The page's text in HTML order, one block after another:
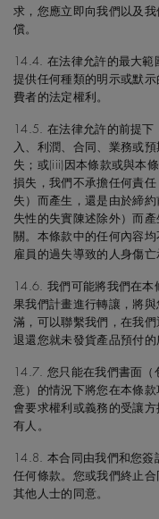
求，您應立即向我們以及
償。
14.4. 在法律允許的最大範
提供任何種類的明示或默
費者的法定權利。
14.5. 在法律允許的前提下
入、利潤、合同、業務或
失；或(iii)因本條款或與本
損失，我們不承擔任何責
失）而產生，還是由於締
失性的失實陳述除外）而
關。本條款中的任何內容
雇員的過失導致的人身傷亡
14.6. 我們可能將我們在本
果我們計畫進行轉讓，將
滿，可以聯繫我們，在我
退還您就未發貨產品預付的
14.7. 您只能在我們書面（
意）的情況下將您在本條
會要求權利或義務的受讓
有人。
14.8. 本合同由我們和您簽
任何條款。您或我們終止
其他人士的同意。